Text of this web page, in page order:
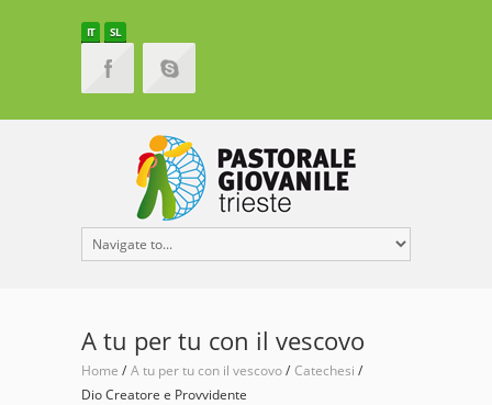
IT SL
A tu per tu con il vescovo
Home A tu per tu con il vescovo
Catechesi
Dio Creatore e Provvidente